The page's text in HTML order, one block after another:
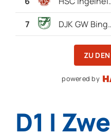
7 DJK GW
ZU
powered by
D1 |